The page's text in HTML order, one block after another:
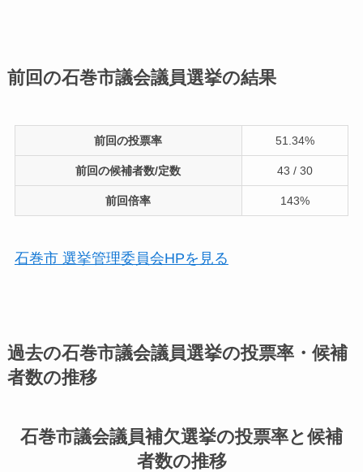
前回の石巻市議会議員選挙の結果
前回の投票率 51.34%
前回の候補者数/定数 43 / 30
前回倍率 143%
石巻市 選挙管理委員会HPを見る
過去の石巻市議会議員選挙の投票率・候補
者数の推移
石巻市議会議員補欠選挙の投票率と候補
者数の推移